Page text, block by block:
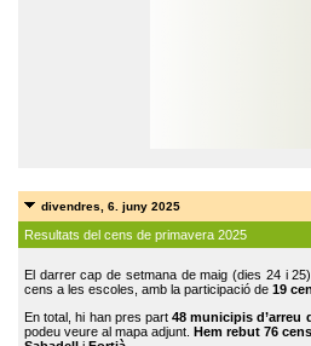
divendres, 6. juny 2025
Resultats del cens de primavera 2025
El darrer cap de setmana de maig (dies 24 i
cens a les escoles, amb la participació de 19
En total, hi han pres part48 municipis d’arreu
podeu veure al mapa adjunt. Hem rebut 76